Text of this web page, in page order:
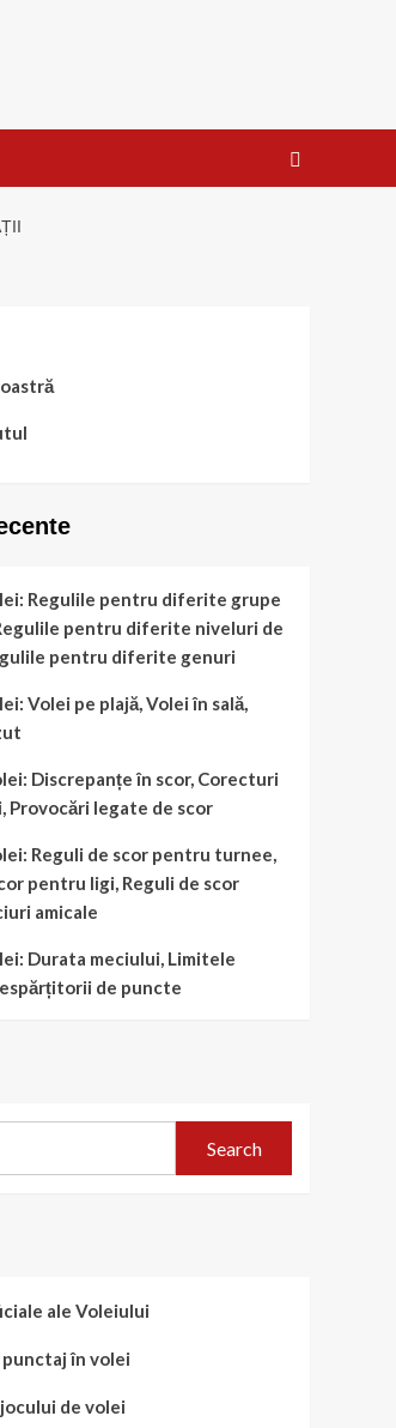
Regulile pentru diferite grupe
pentru diferite niveluri de
pentru diferite genuri
Volei pe plajă, Volei în sală,
Discrepanțe în scor, Corecturi
Provocări legate de scor
Reguli de scor pentru turnee,
pentru ligi, Reguli de scor
amicale
Durata meciului, Limitele
de puncte
ale Voleiului
în volei
de volei